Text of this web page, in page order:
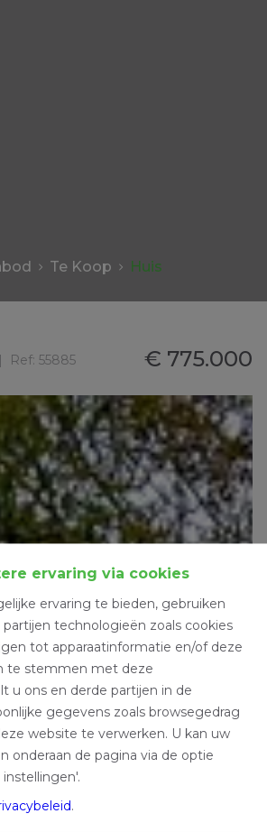
ervaring via cookies
ervaring te bieden, gebruiken
partijen technologieën zoals cookies
tot apparaatinformatie en/of deze
te stemmen met deze
u ons en derde partijen in de
gegevens zoals browsegedrag
website te verwerken. U kan uw
onderaan de pagina via de optie
.
Te Koop Huis
Ref: 55885 € 775.000